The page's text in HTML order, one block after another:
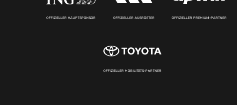
OFFIZIELLER HAUPTSPONSOR OFFIZIELLER AUSRÜSTER OFFIZIELLER PREMIUM-PARTNER
OFFIZIELLER MOBILITÄTS-PARTNER